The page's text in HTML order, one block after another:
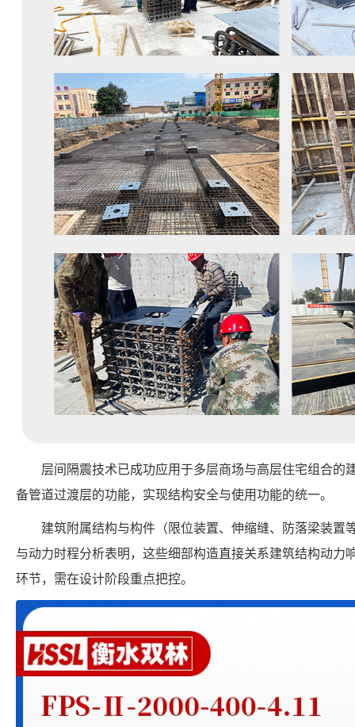
层间隔震技术已成功应用于多层商场与高层住宅组合的
备管道过渡层的功能，实现结构安全与使用功能的统一。
建筑附属结构与构件（限位装置、伸缩缝、防落梁装置
与动力时程分析表明，这些细部构造直接关系建筑结构动力
环节，需在设计阶段重点把控。